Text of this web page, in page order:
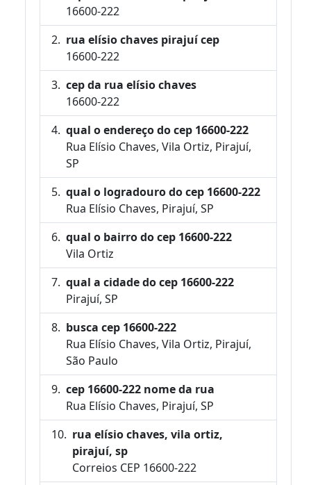
16600-222
rua elísio chaves pirajuí cep
16600-222
cep da rua elísio chaves
16600-222
qual o endereço do cep 16600-222
Rua Elísio Chaves, Vila Ortiz, Pirajuí,
SP
qual o logradouro do cep 16600-222
Rua Elísio Chaves, Pirajuí, SP
qual o bairro do cep 16600-222
Vila Ortiz
qual a cidade do cep 16600-222
Pirajuí, SP
busca cep 16600-222
Rua Elísio Chaves, Vila Ortiz, Pirajuí,
São Paulo
cep 16600-222 nome da rua
Rua Elísio Chaves, Pirajuí, SP
rua elísio chaves, vila ortiz,
pirajuí, sp
Correios CEP 16600-222